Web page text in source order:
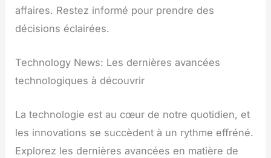
affaires. Restez informé pour prendre des
décisions éclairées.
Technology News: Les dernières avancées
technologiques à découvrir
La technologie est au cœur de notre quotidien, et
les innovations se succèdent à un rythme effréné.
Explorez les dernières avancées en matière de